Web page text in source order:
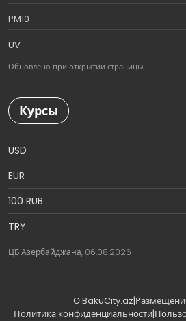
PM10
UV
Обновлено при открытии страницы
Курсы
USD
EUR
100 RUB
TRY
ЦБ Азербайджана, 06.08.2026
О BakuCity.az|
Политика конфиденциальности|